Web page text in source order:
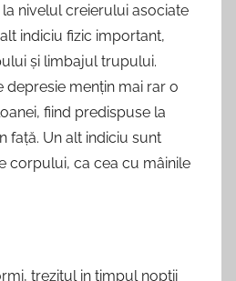
nivelul creierului asociate
indiciu fizic important,
și limbajul trupului.
depresie mențin mai rar o
fiind predispuse la
față. Un alt indiciu sunt
corpului, ca cea cu mâinile
trezitul in timpul noptii